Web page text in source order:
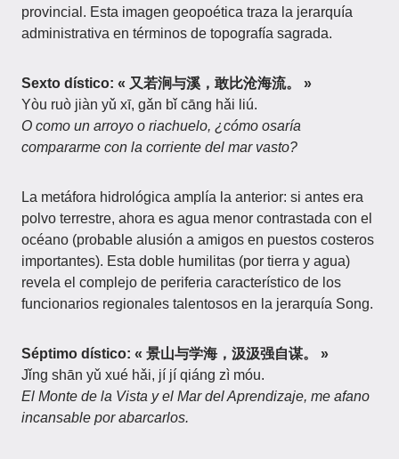
provincial. Esta imagen geopoética traza la jerarquía
administrativa en términos de topografía sagrada.
Sexto dístico: « 又若涧与溪，敢比沧海流。 »
Yòu ruò jiàn yǔ xī, gǎn bǐ cāng hǎi liú.
O como un arroyo o riachuelo, ¿cómo osaría
compararme con la corriente del mar vasto?
La metáfora hidrológica amplía la anterior: si antes era
polvo terrestre, ahora es agua menor contrastada con el
océano (probable alusión a amigos en puestos costeros
importantes). Esta doble humilitas (por tierra y agua)
revela el complejo de periferia característico de los
funcionarios regionales talentosos en la jerarquía Song.
Séptimo dístico: « 景山与学海，汲汲强自谋。 »
Jǐng shān yǔ xué hǎi, jí jí qiáng zì móu.
El Monte de la Vista y el Mar del Aprendizaje, me afano
incansable por abarcarlos.